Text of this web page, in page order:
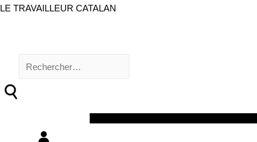
LE TRAVAILLEUR CATALAN
Rechercher :